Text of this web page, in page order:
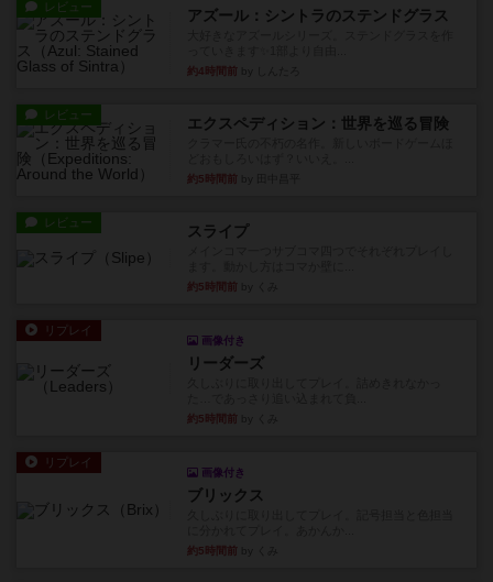
レビュー アズール：シントラのステンドグラス
約4時間前
レビュー エクスペディション：世界を巡る冒険
約5時間前
レビュー スライプ
約5時間前
リプレイ
画像付き
リーダーズ
約5時間前
リプレイ
画像付き
ブリックス
約5時間前